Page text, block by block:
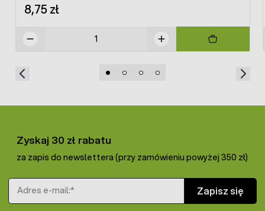
8,75 zł
Zyskaj 30 zł rabatu
za zapis do newslettera (przy zamówieniu powyżej 350 zł)
Adres e-mail
Zapisz się